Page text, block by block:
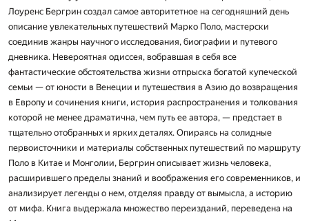
Лоуренс Бергрин создал самое авторитетное на сегодняшний день
описание увлекательных путешествий Марко Поло, мастерски
соединив жанры научного исследования, биографии и путевого
дневника. Невероятная одиссея, вобравшая в себя все
фантастические обстоятельства жизни отпрыска богатой купеческой
семьи — от юности в Венеции и путешествия в Азию до возвращения
в Европу и сочинения книги, история распространения и толкования
которой не менее драматична, чем путь ее автора, — предстает в
тщательно отобранных и ярких деталях. Опираясь на солидные
первоисточники и материалы собственных путешествий по маршруту
Поло в Китае и Монголии, Бергрин описывает жизнь человека,
расширившего пределы знаний и воображения его современников, и
анализирует легенды о нем, отделяя правду от вымысла, а историю
от мифа. Книга выдержала множество переизданий, переведена на